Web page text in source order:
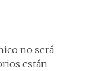
no será
están